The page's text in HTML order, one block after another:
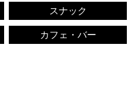
スナック
カフェ・バー